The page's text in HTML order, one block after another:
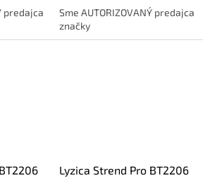
predajca
Sme AUTORIZOVANÝ predajca
značky
Lyzica Strend Pro BT2206